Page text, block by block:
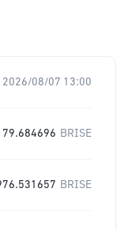
2026/08/07 13:00
BRISE
BRISE